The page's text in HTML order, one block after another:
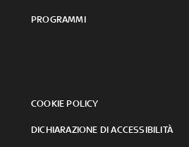
PROGRAMMI
COOKIE POLICY
DICHIARAZIONE DI ACCESSIBILITÀ